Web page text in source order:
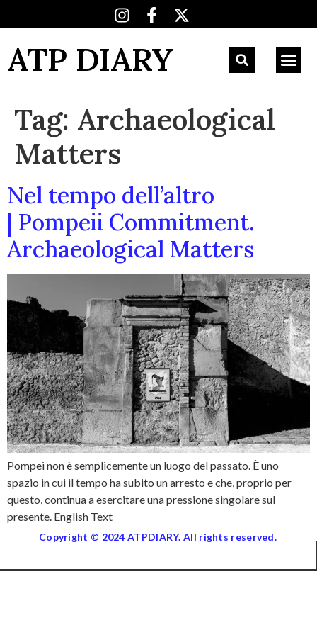
ATP DIARY
Tag: Archaeological
Matters
Nel tempo dell’altro
| Pompeii Commitment.
Archaeological Matters
Pompei non è semplicemente un luogo del passato. È uno
spazio in cui il tempo ha subito un arresto e che, proprio per
questo, continua a esercitare una pressione singolare sul
presente. English Text
Copyright © 2024 ATPDIARY. All rights reserved.